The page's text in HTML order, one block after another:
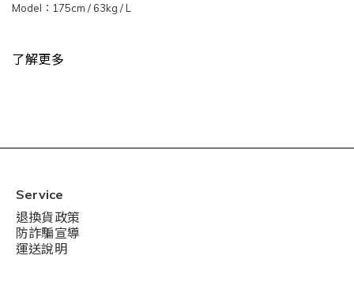
Model ： 175cm / 63kg / L
了解更多
Service
退換貨政策
防詐騙宣導
運送說明